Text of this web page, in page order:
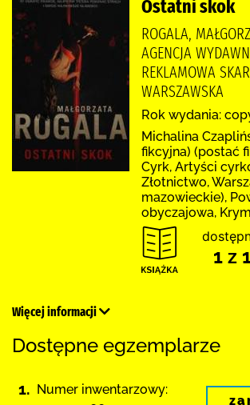
Ostatni skok
ROGALA,
AGENCJA
REKLAMOWA
WARSZAWSKA
Rok wydania:
Michalina
fikcyjna) (postać
Cyrk, Artyści
Złotnictwo,
mazowieckie),
obyczajowa,
1 z
Więcej informacji
Dostępne egzemplarze
1. Numer inwentarzowy: